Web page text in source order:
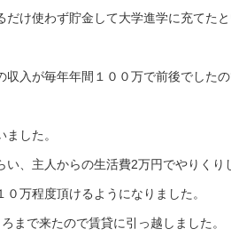
け使わず貯金して大学進学に充てた
入が毎年年間１００万で前後でした
した。
、主人からの生活費2万円でやりくり
万程度頂けるようになりました。
まで来たので賃貸に引っ越しました。